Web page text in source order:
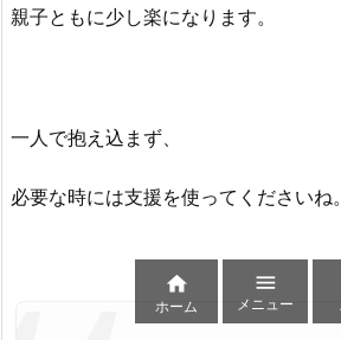
親子ともに少し楽になります。
一人で抱え込まず、
必要な時には支援を使ってくださいね。

ホーム

メニュー